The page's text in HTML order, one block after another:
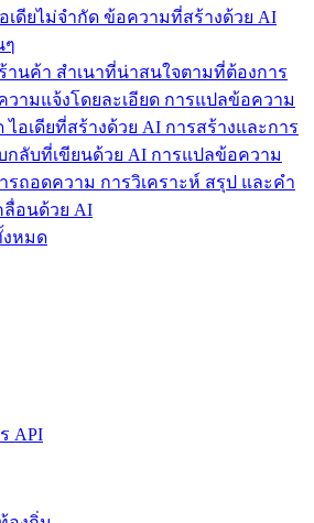
เดียไม่จำกัด ข้อความที่สร้างด้วย AI
ๆ
านค้า สำเนาที่น่าสนใจตามที่ต้องการ
ามแจ้งโดยละเอียด การแปลข้อความ
ไอเดียที่สร้างด้วย AI การสร้างและการ
ลับที่เขียนด้วย AI การแปลข้อความ
รถอดความ การวิเคราะห์ สรุป และคำ
ลื่อนด้วย AI
หมด
API